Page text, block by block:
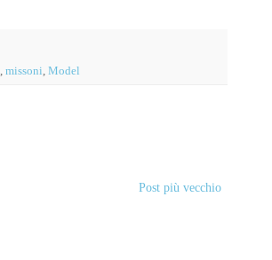
, missoni, Model
Post più vecchio